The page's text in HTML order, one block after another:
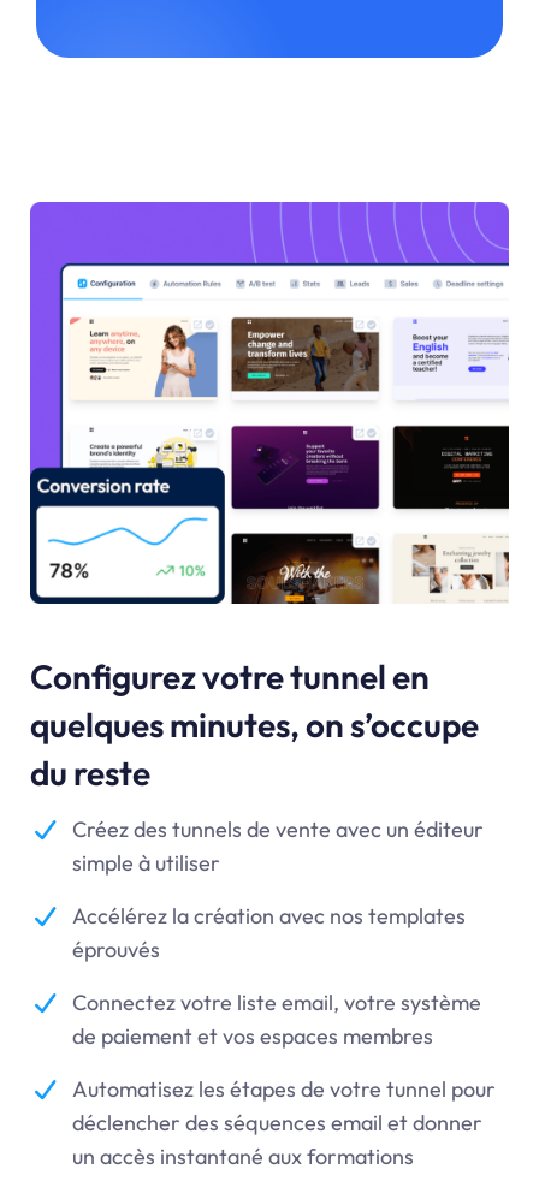
Configurez votre tunnel en
quelques minutes, on s’occupe
du reste
Créez des tunnels de vente avec un éditeur
simple à utiliser
Accélérez la création avec nos templates
éprouvés
Connectez votre liste email, votre système
de paiement et vos espaces membres
Automatisez les étapes de votre tunnel pour
déclencher des séquences email et donner
un accès instantané aux formations